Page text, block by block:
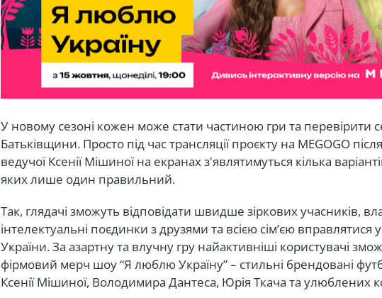
У новому сезоні кожен може стати частиною гри та перевірити
Батьківщини. Просто під час трансляції проєкту на MEGOGO
ведучої Ксенії Мішиної на екранах з'являтимуться кілька
яких лише один правильний.
Так, глядачі зможуть відповідати швидше зіркових учасників,
інтелектуальні поєдинки з друзями та всією сім’єю вправлятися
України. За азартну та влучну гру найактивніші користувачі
фірмовий мерч шоу “Я люблю Україну” – стильні брендовані
Ксенії Мішиної, Володимира Дантеса, Юрія Ткача та улюблених